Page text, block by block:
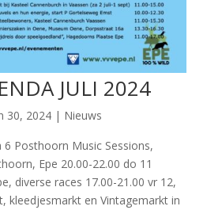
JULI 2024
30, 2024| Nieuws
Posthoorn Music Sessions,
Epe 20.00-22.00 do 11
diverse races 17.00-21.00 vr 12,
kleedjesmarkt en Vintagemarkt in